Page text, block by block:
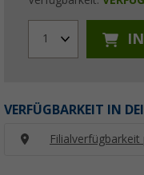
1
VERFÜGBARKEIT IN
Filialverfügbarkeit